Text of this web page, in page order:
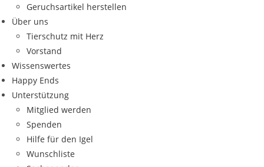
Geruchsartikel herstellen
Über uns
Tierschutz mit Herz
Vorstand
Wissenswertes
Happy Ends
Unterstützung
Mitglied werden
Spenden
Hilfe für den Igel
Wunschliste